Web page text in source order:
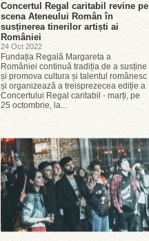
Concertul Regal caritabil revine pe
scena Ateneului Român în
susținerea tinerilor artiști ai
României
24 Oct 2022
Fundația Regală Margareta a
României continuă tradiția de a susține
și promova cultura și talentul românesc
și organizează a treisprezecea ediție a
Concertului Regal caritabil - marți, pe
25 octombrie, la...